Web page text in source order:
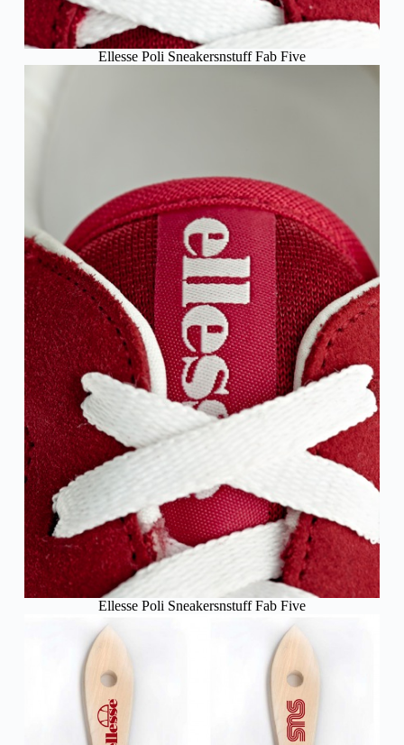
Ellesse Poli Sneakersnstuff Fab Five
Ellesse Poli Sneakersnstuff Fab Five